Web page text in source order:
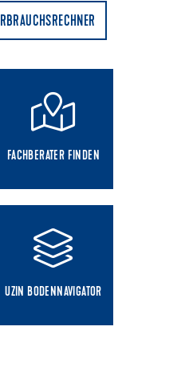
FACHBERATER FINDEN
UZIN BODENNAVIGATOR